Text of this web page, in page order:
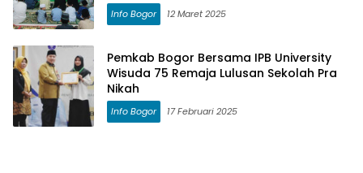
Info Bogor 12 Maret 2025
Pemkab Bogor Bersama IPB University
Wisuda 75 Remaja Lulusan Sekolah Pra
Nikah
Info Bogor 17 Februari 2025